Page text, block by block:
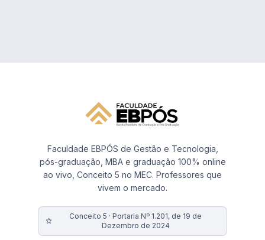
Faculdade EBPÓS de Gestão e Tecnologia,
pós-graduação, MBA e graduação 100% online
ao vivo, Conceito 5 no MEC. Professores que
vivem o mercado.
Conceito 5 · Portaria Nº 1.201, de 19 de
Dezembro de 2024